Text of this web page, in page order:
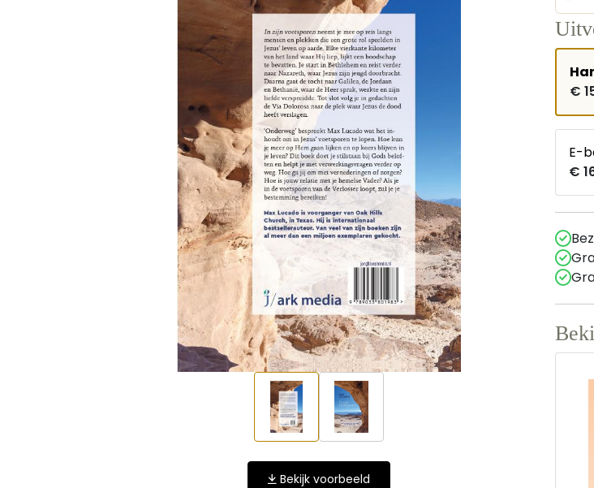
Bekijk voorbeeld
€
E-
€